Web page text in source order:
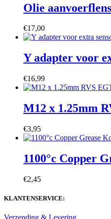
Olie
€17,00
Y adapter voor
€16,99
M12 x 1.25mm
€3,95
1100°c Copper
€2,45
KLANTENSERVICE: